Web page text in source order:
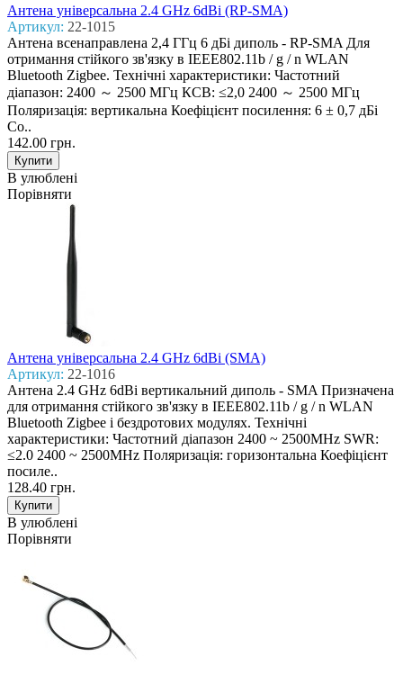
Антена універсальна 2.4 GHz 6dBi (RP-SMA)
Артикул: 22-1015
Антена всенаправлена 2,4 ГГц 6 дБі диполь - RP-SMA Для
отримання стійкого зв'язку в IEEE802.11b / g / n WLAN
Bluetooth Zigbee. Технічні характеристики: Частотний
діапазон: 2400 ～ 2500 МГц КСВ: ≤2,0 2400 ～ 2500 МГц
Поляризація: вертикальна Коефіцієнт посилення: 6 ± 0,7 дБі
Со..
142.00 грн.
В улюблені
Порівняти
Антена універсальна 2.4 GHz 6dBi (SMA)
Артикул: 22-1016
Антена 2.4 GHz 6dBi вертикальний диполь - SMA Призначена
для отримання стійкого зв'язку в IEEE802.11b / g / n WLAN
Bluetooth Zigbee і бездротових модулях. Технічні
характеристики: Частотний діапазон 2400 ~ 2500MHz SWR:
≤2.0 2400 ~ 2500MHz Поляризація: горизонтальна Коефіцієнт
посиле..
128.40 грн.
В улюблені
Порівняти